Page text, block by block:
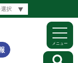
メニュー